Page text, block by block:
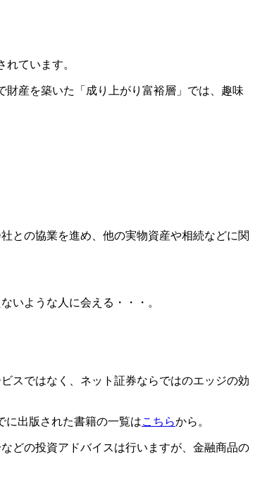
ています。
産を築いた「成り上がり富裕層」では、趣味
との協業を進め、他の実物資産や相続などに関
いような人に会える・・・。
スではなく、ネット証券ならではのエッジの効
に出版された書籍の一覧はこちらから。
どの投資アドバイスは行いますが、金融商品の